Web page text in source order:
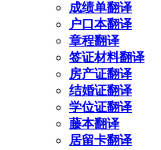
成绩单翻译
户口本翻译
章程翻译
签证材料翻译
房产证翻译
结婚证翻译
学位证翻译
藤本翻译
居留卡翻译